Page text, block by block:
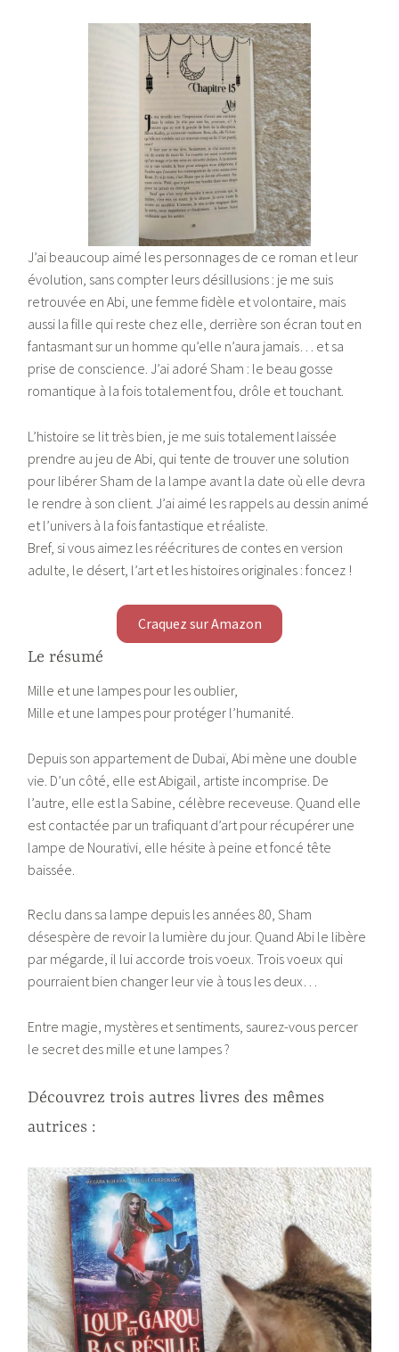
J’ai beaucoup aimé les personnages de ce roman et leur
évolution, sans compter leurs désillusions : je me suis
retrouvée en Abi, une femme fidèle et volontaire, mais
aussi la fille qui reste chez elle, derrière son écran tout en
fantasmant sur un homme qu’elle n’aura jamais… et sa
prise de conscience. J’ai adoré Sham : le beau gosse
romantique à la fois totalement fou, drôle et touchant.
L’histoire se lit très bien, je me suis totalement laissée
prendre au jeu de Abi, qui tente de trouver une solution
pour libérer Sham de la lampe avant la date où elle devra
le rendre à son client. J’ai aimé les rappels au dessin animé
et l’univers à la fois fantastique et réaliste.
Bref, si vous aimez les réécritures de contes en version
adulte, le désert, l’art et les histoires originales : foncez !
Craquez sur Amazon
Le résumé
Mille et une lampes pour les oublier,
Mille et une lampes pour protéger l’humanité.
Depuis son appartement de Dubaï, Abi mène une double
vie. D’un côté, elle est Abigaïl, artiste incomprise. De
l’autre, elle est la Sabine, célèbre receveuse. Quand elle
est contactée par un trafiquant d’art pour récupérer une
lampe de Nourativi, elle hésite à peine et foncé tête
baissée.
Reclu dans sa lampe depuis les années 80, Sham
désespère de revoir la lumière du jour. Quand Abi le libère
par mégarde, il lui accorde trois voeux. Trois voeux qui
pourraient bien changer leur vie à tous les deux…
Entre magie, mystères et sentiments, saurez-vous percer
le secret des mille et une lampes ?
Découvrez trois autres livres des mêmes
autrices :